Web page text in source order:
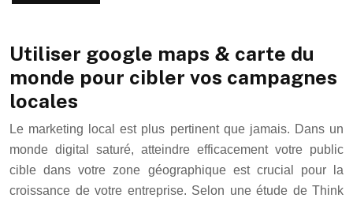
Utiliser google maps & carte du
monde pour cibler vos campagnes
locales
Le marketing local est plus pertinent que jamais. Dans un
monde digital saturé, atteindre efficacement votre public
cible dans votre zone géographique est crucial pour la
croissance de votre entreprise. Selon une étude de Think